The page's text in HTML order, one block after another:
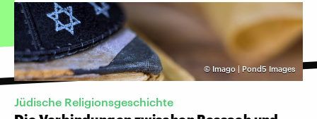
© Imago | Pond5 Images
Jüdische Religionsgeschichte